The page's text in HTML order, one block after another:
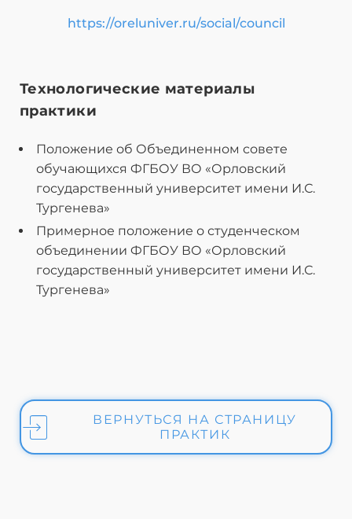
https://oreluniver.ru/social/council
Технологические материалы
практики
Положение об Объединенном совете
обучающихся ФГБОУ ВО «Орловский
государственный университет имени И.С.
Тургенева»
Примерное положение о студенческом
объединении ФГБОУ ВО «Орловский
государственный университет имени И.С.
Тургенева»
ВЕРНУТЬСЯ НА СТРАНИЦУ
ПРАКТИК